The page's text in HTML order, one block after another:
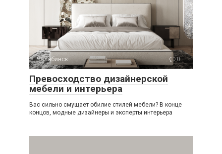
Челябинск 0
Превосходство дизайнерской
мебели и интерьера
Вас сильно смущает обилие стилей мебели? В конце
концов, модные дизайнеры и эксперты интерьера